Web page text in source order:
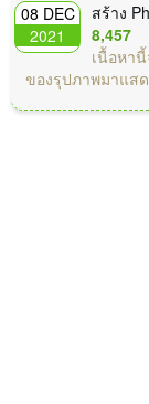
08 DEC
2021
สร้าง
8,457
เนื้อหา
ของรุปภาพมาแส